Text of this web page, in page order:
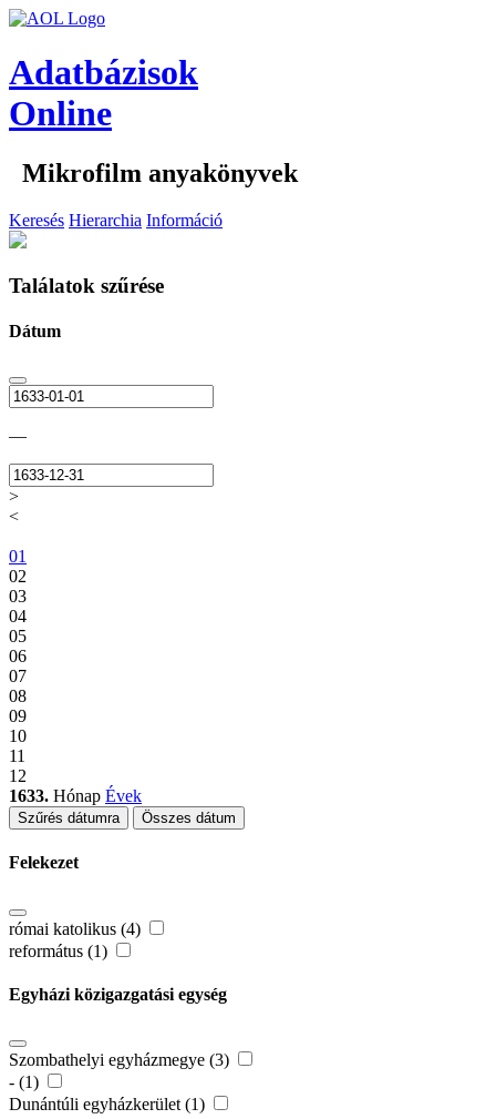
Adatbázisok
Online
Mikrofilm anyakönyvek
Keresés Hierarchia Információ
Találatok szűrése
Dátum
—
>
<
01
02
03
04
05
06
07
08
09
10
11
12
1633. Hónap Évek
Szűrés dátumra Összes dátum
Felekezet
római katolikus (4)
református (1)
Egyházi közigazgatási egység
Szombathelyi egyházmegye (3)
- (1)
Dunántúli egyházkerület (1)